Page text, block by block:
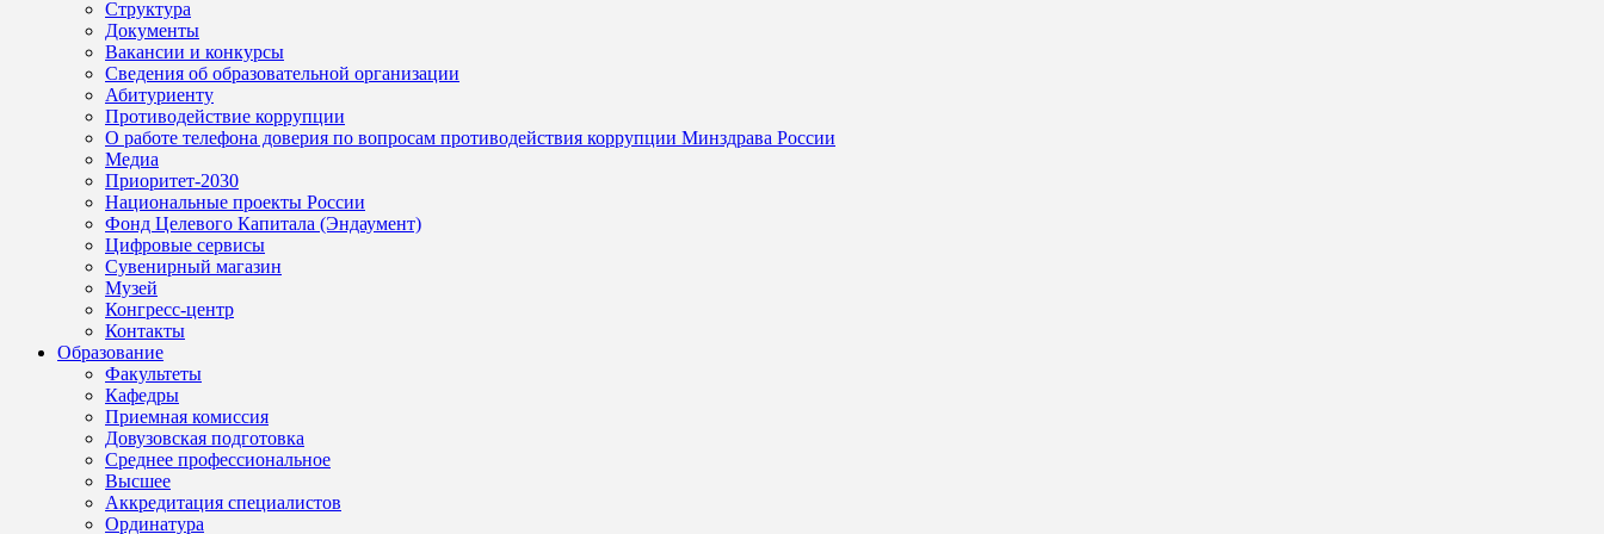
Структура
Документы
Вакансии и конкурсы
Сведения об образовательной организации
Абитуриенту
Противодействие коррупции
О работе телефона доверия по вопросам противодействия коррупции Минздрава России
Медиа
Приоритет-2030
Национальные проекты России
Фонд Целевого Капитала (Эндаумент)
Цифровые сервисы
Сувенирный магазин
Музей
Конгресс-центр
Контакты
Образование
Факультеты
Кафедры
Приемная комиссия
Довузовская подготовка
Среднее профессиональное
Высшее
Аккредитация специалистов
Ординатура